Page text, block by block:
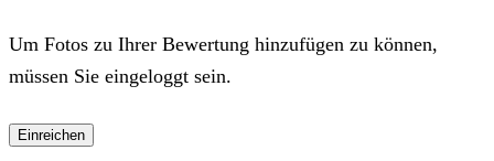
Um Fotos zu Ihrer Bewertung hinzufügen zu können,
müssen Sie eingeloggt sein.